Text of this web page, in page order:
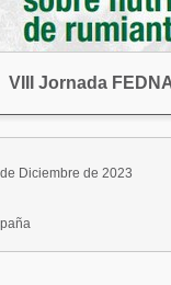
VIII Jornada
Diciembre de 2023